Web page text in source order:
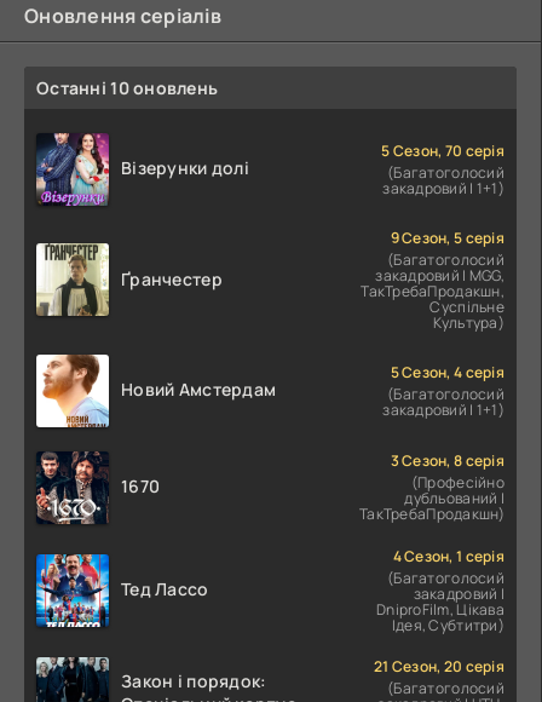
Оновлення серіалів
Останні 10 оновлень
Візерунки долі
5 Сезон, 70 серія
(Багатоголосий
закадровий | 1+1)
Ґранчестер
9 Сезон, 5 серія
(Багатоголосий
закадровий | MGG,
ТакТребаПродакшн,
Суспільне
Культура)
Новий Амстердам
5 Сезон, 4 серія
(Багатоголосий
закадровий | 1+1)
1670
3 Сезон, 8 серія
(Професійно
дубльований |
ТакТребаПродакшн)
Тед Лассо
4 Сезон, 1 серія
(Багатоголосий
закадровий |
DniproFilm, Цікава
Ідея, Субтитри)
Закон і порядок:
21 Сезон, 20 серія
(Багатоголосий